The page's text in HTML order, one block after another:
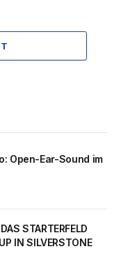
Open-Ear-Sound im
STARTERFELD
IN SILVERSTONE